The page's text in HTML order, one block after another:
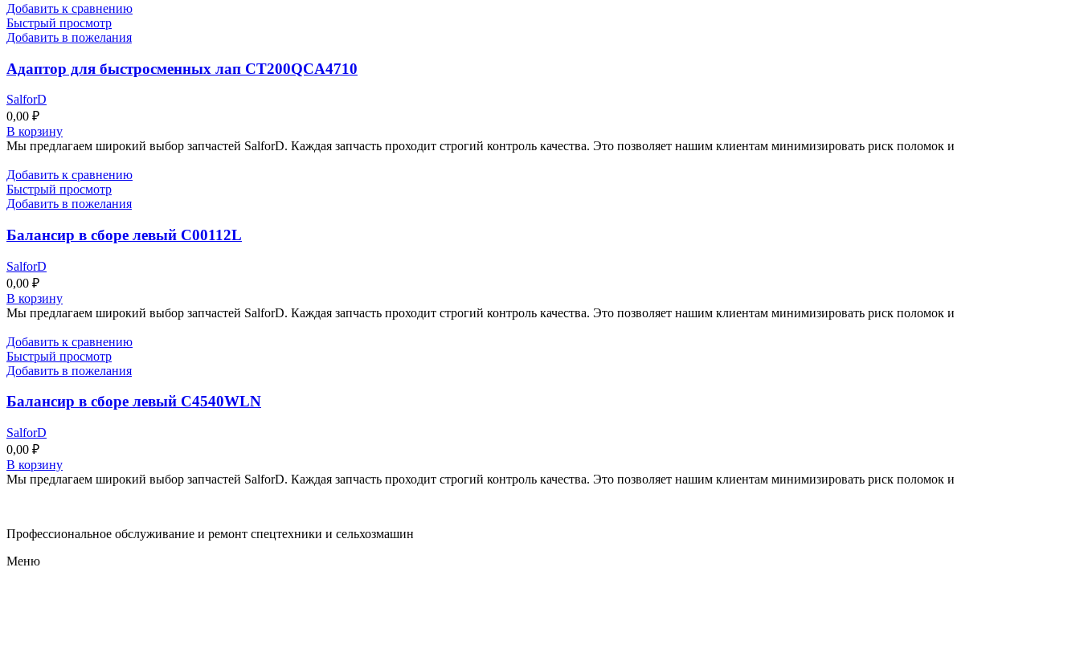
Добавить к сравнению
Быстрый просмотр
Добавить в пожелания
Адаптор для быстросменных лап CT200QCA4710
SalforD
0,00 ₽
В корзину
Мы предлагаем широкий выбор запчастей SalforD. Каждая запчасть проходит строгий контроль качества. Это позволяет нашим клиентам минимизировать риск поломок и
Добавить к сравнению
Быстрый просмотр
Добавить в пожелания
Балансир в сборе левый C00112L
SalforD
0,00 ₽
В корзину
Мы предлагаем широкий выбор запчастей SalforD. Каждая запчасть проходит строгий контроль качества. Это позволяет нашим клиентам минимизировать риск поломок и
Добавить к сравнению
Быстрый просмотр
Добавить в пожелания
Балансир в сборе левый C4540WLN
SalforD
0,00 ₽
В корзину
Мы предлагаем широкий выбор запчастей SalforD. Каждая запчасть проходит строгий контроль качества. Это позволяет нашим клиентам минимизировать риск поломок и
Профессиональное обслуживание и ремонт спецтехники и сельхозмашин
Меню